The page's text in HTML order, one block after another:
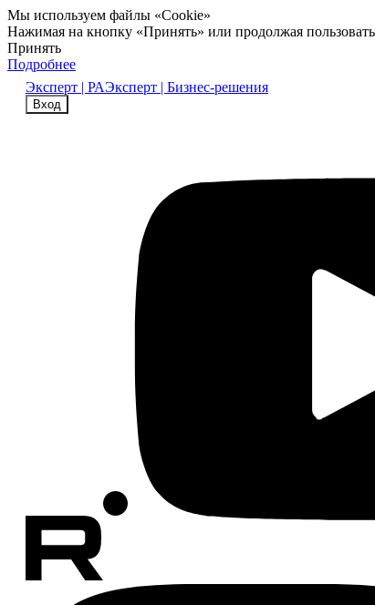
Мы используем файлы «Cookie»
Нажимая на кнопку «Принять» или продолжая
Принять
Подробнее
Эксперт | РАЭксперт | Бизнес-решения
Вход